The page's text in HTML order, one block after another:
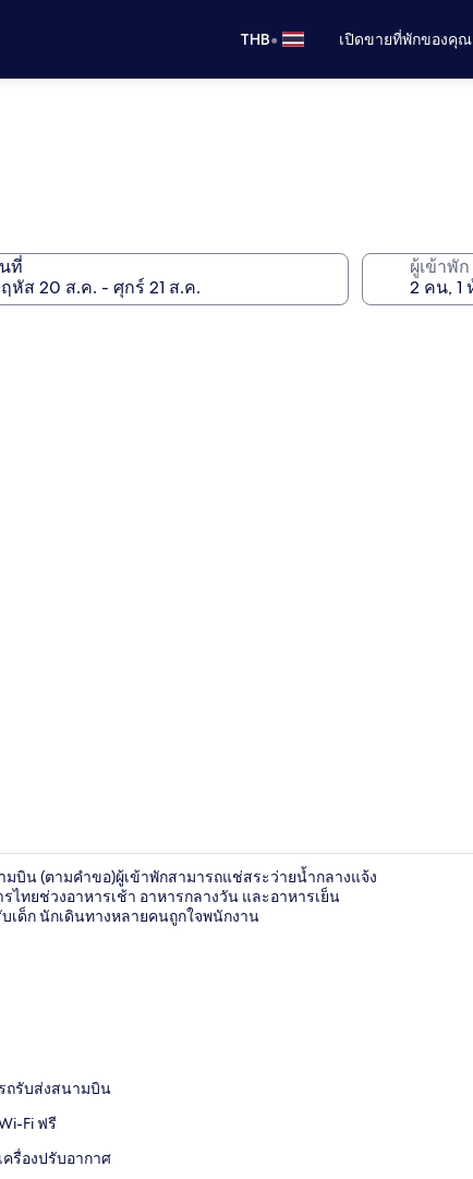
THB• เปิดขายที่พักของคุณ
ที่ ผู้เข้าพัก
มบิน (ตามคำขอ)ผู้เข้าพักสามารถแช่สระว่ายน้ำกลางแจ้ง
ไทยช่วงอาหารเช้า อาหารกลางวัน และอาหารเย็น
เด็ก นักเดินทางหลายคนถูกใจพนักงาน
ถรับส่งสนามบิน
Fi ฟรี
เครื่องปรับอากาศ